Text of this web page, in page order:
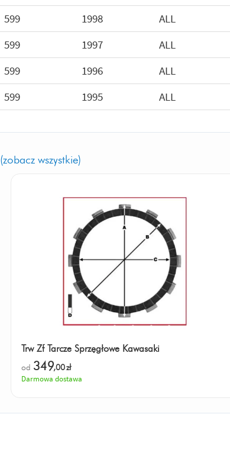
599 1998
ALL
599 1997
ALL
599 1996
ALL
599 1995 ALL
(zobacz wszystkie)
Trw Zf Tarcze Sprzęgłowe Kawasaki
od 349,00zł
Darmowa dostawa